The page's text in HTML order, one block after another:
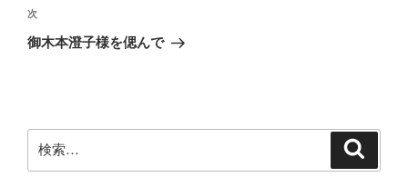
ビ
ゲ
ン
稿
次
の
次
御木本澄子様を偲んで
索: